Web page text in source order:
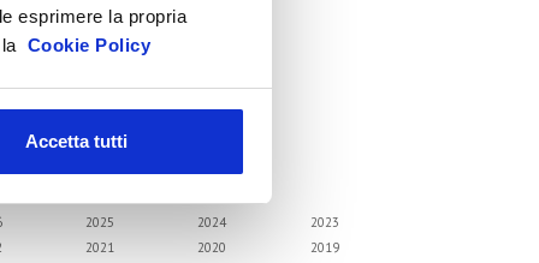
esprimere la propria
Cookie Policy
Accetta tutti
normative
presentazioni
2025 2024
2023
2021 2020
2019